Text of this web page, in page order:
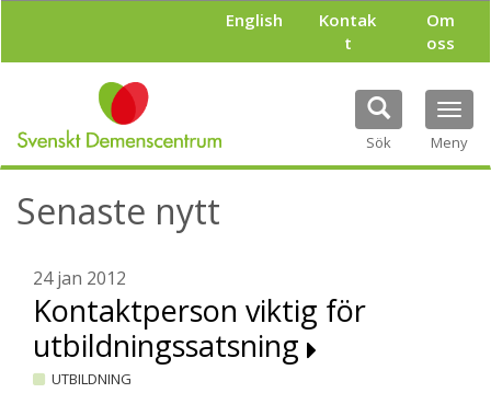
l
English
Kontak
t
Om
oss
Sök Meny
Senaste nytt
24 jan 2012
Kontaktperson viktig för
utbildningssatsning
UTBILDNING